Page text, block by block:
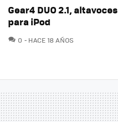
Gear4 DUO 2.1, altavoces
para iPod
0 COMENTARIOS
HACE 18 AÑOS